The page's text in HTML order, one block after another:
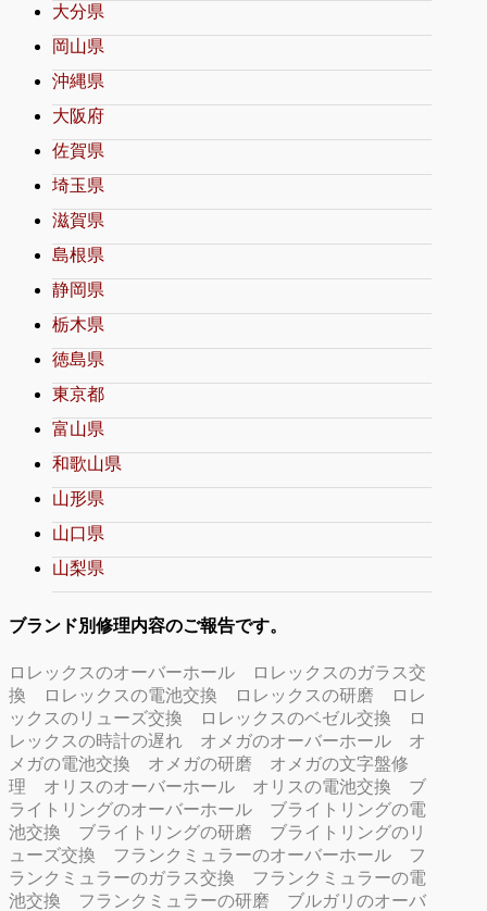
大分県
岡山県
沖縄県
大阪府
佐賀県
埼玉県
滋賀県
島根県
静岡県
栃木県
徳島県
東京都
富山県
和歌山県
山形県
山口県
山梨県
ブランド別修理内容のご報告です。
ロレックスのオーバーホール
ロレックスのガラス交
換
ロレックスの電池交換 ロレックスの研磨
ロレ
ックスのリューズ交換
ロレックスのベゼル交換
ロ
レックスの時計の遅れ
オメガのオーバーホール
オ
メガの電池交換
オメガの研磨
オメガの文字盤修
理
オリスのオーバーホール オリスの電池交換
ブ
ライトリングのオーバーホール
ブライトリングの電
池交換
ブライトリングの研磨
ブライトリングのリ
ューズ交換
フランクミュラーのオーバーホール
フ
ランクミュラーのガラス交換
フランクミュラーの電
池交換
フランクミュラーの研磨 ブルガリのオーバ